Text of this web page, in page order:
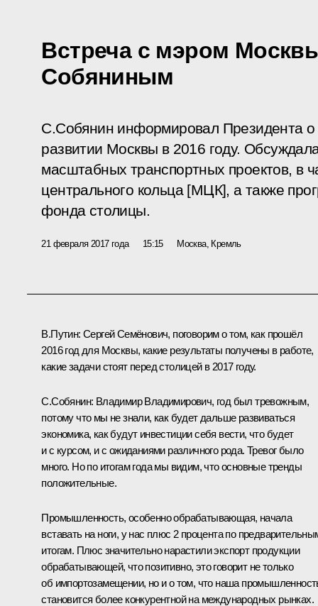
Встреча с мэром
Собяниным
С.Собянин информировал Президента о
развитии Москвы в 2016 году.
масштабных транспортных проектов, в
центрального кольца [МЦК], а также
фонда столицы.
21 февраля 2017 года 15:15 Москва, Кремль
В.Путин: Сергей Семёнович, поговорим о том, как прошёл
2016 год для Москвы, какие результаты получены в работе,
какие задачи стоят перед столицей в 2017 году.
С.Собянин: Владимир Владимирович, год был тревожным,
потому что мы не знали, как будет дальше развиваться
экономика, как будут инвестиции себя вести, что будет
и с курсом, и с ожиданиями различного рода. Тревог было
много. Но по итогам года мы видим, что основные тренды
положительные.
Промышленность, особенно обрабатывающая, начала
вставать на ноги, у нас плюс 2 процента по
итогам. Плюс значительно нарастили экспорт продукции
обрабатывающей, что позитивно, это говорит не только
об импортозамещении, но и о том, что наша
становится более конкурентной на международных рынках.